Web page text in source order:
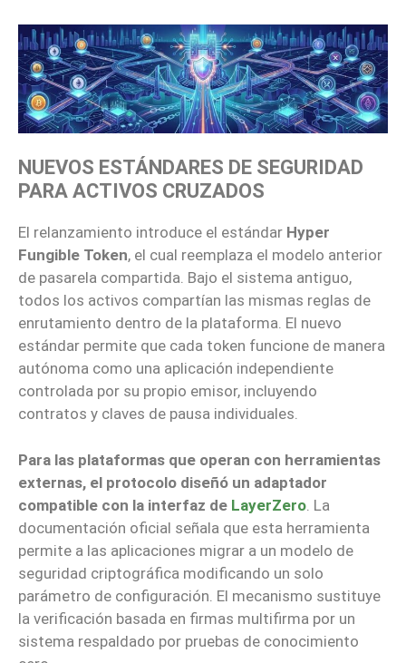
NUEVOS ESTÁNDARES DE SEGURIDAD
PARA ACTIVOS CRUZADOS
El relanzamiento introduce el estándar Hyper
Fungible Token, el cual reemplaza el modelo anterior
de pasarela compartida. Bajo el sistema antiguo,
todos los activos compartían las mismas reglas de
enrutamiento dentro de la plataforma. El nuevo
estándar permite que cada token funcione de manera
autónoma como una aplicación independiente
controlada por su propio emisor, incluyendo
contratos y claves de pausa individuales.
Para las plataformas que operan con herramientas
externas, el protocolo diseñó un adaptador
compatible con la interfaz de LayerZero . La
documentación oficial señala que esta herramienta
permite a las aplicaciones migrar a un modelo de
seguridad criptográfica modificando un solo
parámetro de configuración. El mecanismo sustituye
la verificación basada en firmas multifirma por un
sistema respaldado por pruebas de conocimiento